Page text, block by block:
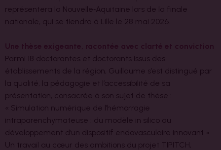
représentera la Nouvelle‑Aquitaine lors de la finale
nationale, qui se tiendra à Lille le 28 mai 2026.
Parmi 18 doctorantes et doctorants issus des
établissements de la région, Guillaume s’est distingué par
la qualité, la pédagogie et l’accessibilité de sa
présentation, consacrée à son sujet de thèse :
« Simulation numérique de l’hémorragie
intraparenchymateuse : du modèle in silico au
développement d’un dispositif endovasculaire innovant »
Un travail au cœur des ambitions du projet TIPITCH,